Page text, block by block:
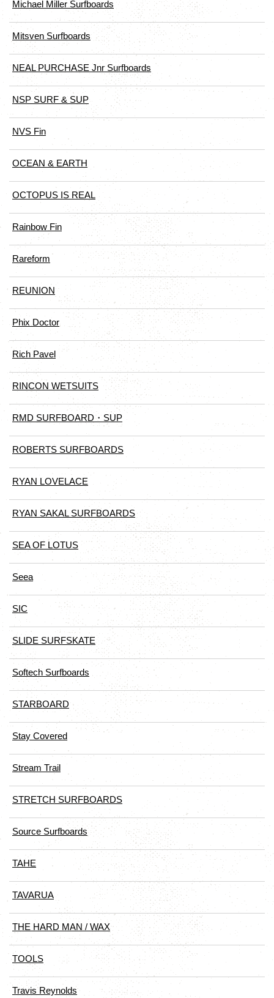
Michael Miller Surfboards
Mitsven Surfboards
NEAL PURCHASE Jnr Surfboards
NSP SURF & SUP
NVS Fin
OCEAN & EARTH
OCTOPUS IS REAL
Rainbow Fin
Rareform
REUNION
Phix Doctor
Rich Pavel
RINCON WETSUITS
RMD SURFBOARD・SUP
ROBERTS SURFBOARDS
RYAN LOVELACE
RYAN SAKAL SURFBOARDS
SEA OF LOTUS
Seea
SIC
SLIDE SURFSKATE
Softech Surfboards
STARBOARD
Stay Covered
Stream Trail
STRETCH SURFBOARDS
Source Surfboards
TAHE
TAVARUA
THE HARD MAN / WAX
TOOLS
Travis Reynolds